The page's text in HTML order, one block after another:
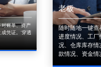
账单、资产
凭证。'穿透
老板
随时随地一键
进度情况、工
况、仓库库存情
款情况、资金情